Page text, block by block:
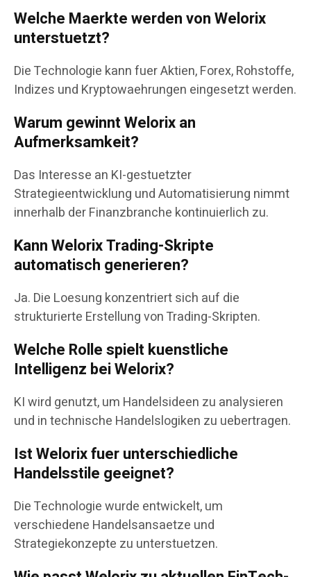
Welche Maerkte werden von Welorix
unterstuetzt?
Die Technologie kann fuer Aktien, Forex, Rohstoffe,
Indizes und Kryptowaehrungen eingesetzt werden.
Warum gewinnt Welorix an
Aufmerksamkeit?
Das Interesse an KI-gestuetzter
Strategieentwicklung und Automatisierung nimmt
innerhalb der Finanzbranche kontinuierlich zu.
Kann Welorix Trading-Skripte
automatisch generieren?
Ja. Die Loesung konzentriert sich auf die
strukturierte Erstellung von Trading-Skripten.
Welche Rolle spielt kuenstliche
Intelligenz bei Welorix?
KI wird genutzt, um Handelsideen zu analysieren
und in technische Handelslogiken zu uebertragen.
Ist Welorix fuer unterschiedliche
Handelsstile geeignet?
Die Technologie wurde entwickelt, um
verschiedene Handelsansaetze und
Strategiekonzepte zu unterstuetzen.